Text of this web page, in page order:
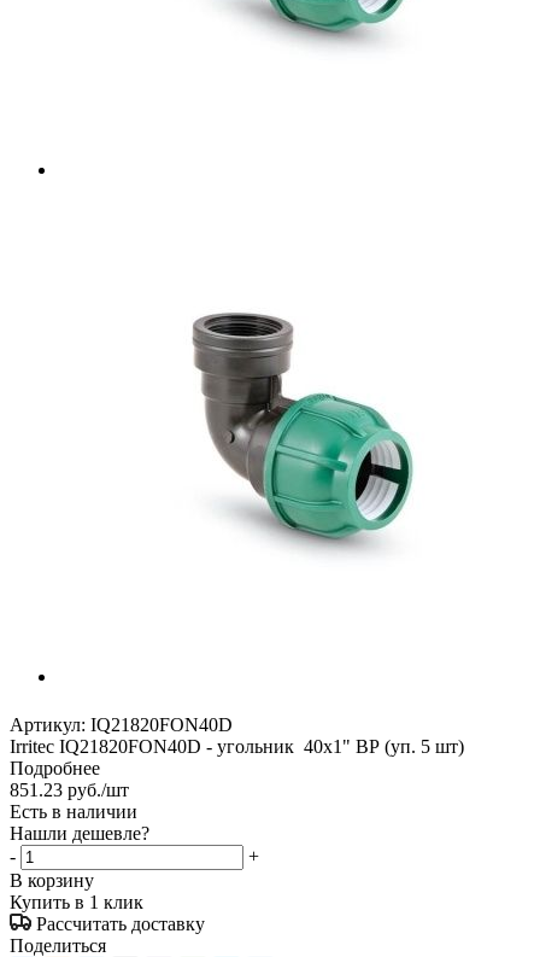
Артикул: IQ21820FON40D
Irritec IQ21820FON40D - угольник 40х1" ВР (уп. 5 шт)
Подробнее
851.23 руб./шт
Есть в наличии
Нашли дешевле?
-
+
В корзину
Купить в 1 клик
Рассчитать доставку
Поделиться